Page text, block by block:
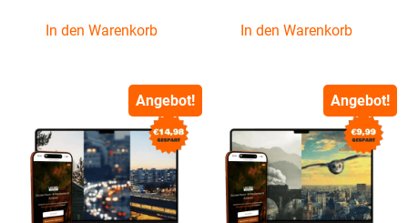
In den Warenkorb In den Warenkorb
Angebot! Angebot!